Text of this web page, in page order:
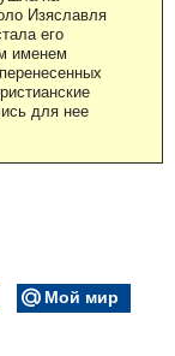
Изяславля
его
именем
для нее
Мой мир